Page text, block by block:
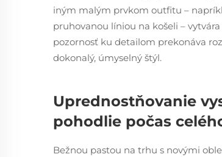
iným malým prvkom outfitu –
pruhovanou líniou na košeli –
pozornosť ku detailom prekonáva
dokonalý, úmyselný štýl.
Uprednostňovanie
pohodlie počas
Bežnou pastou na trhu s novými